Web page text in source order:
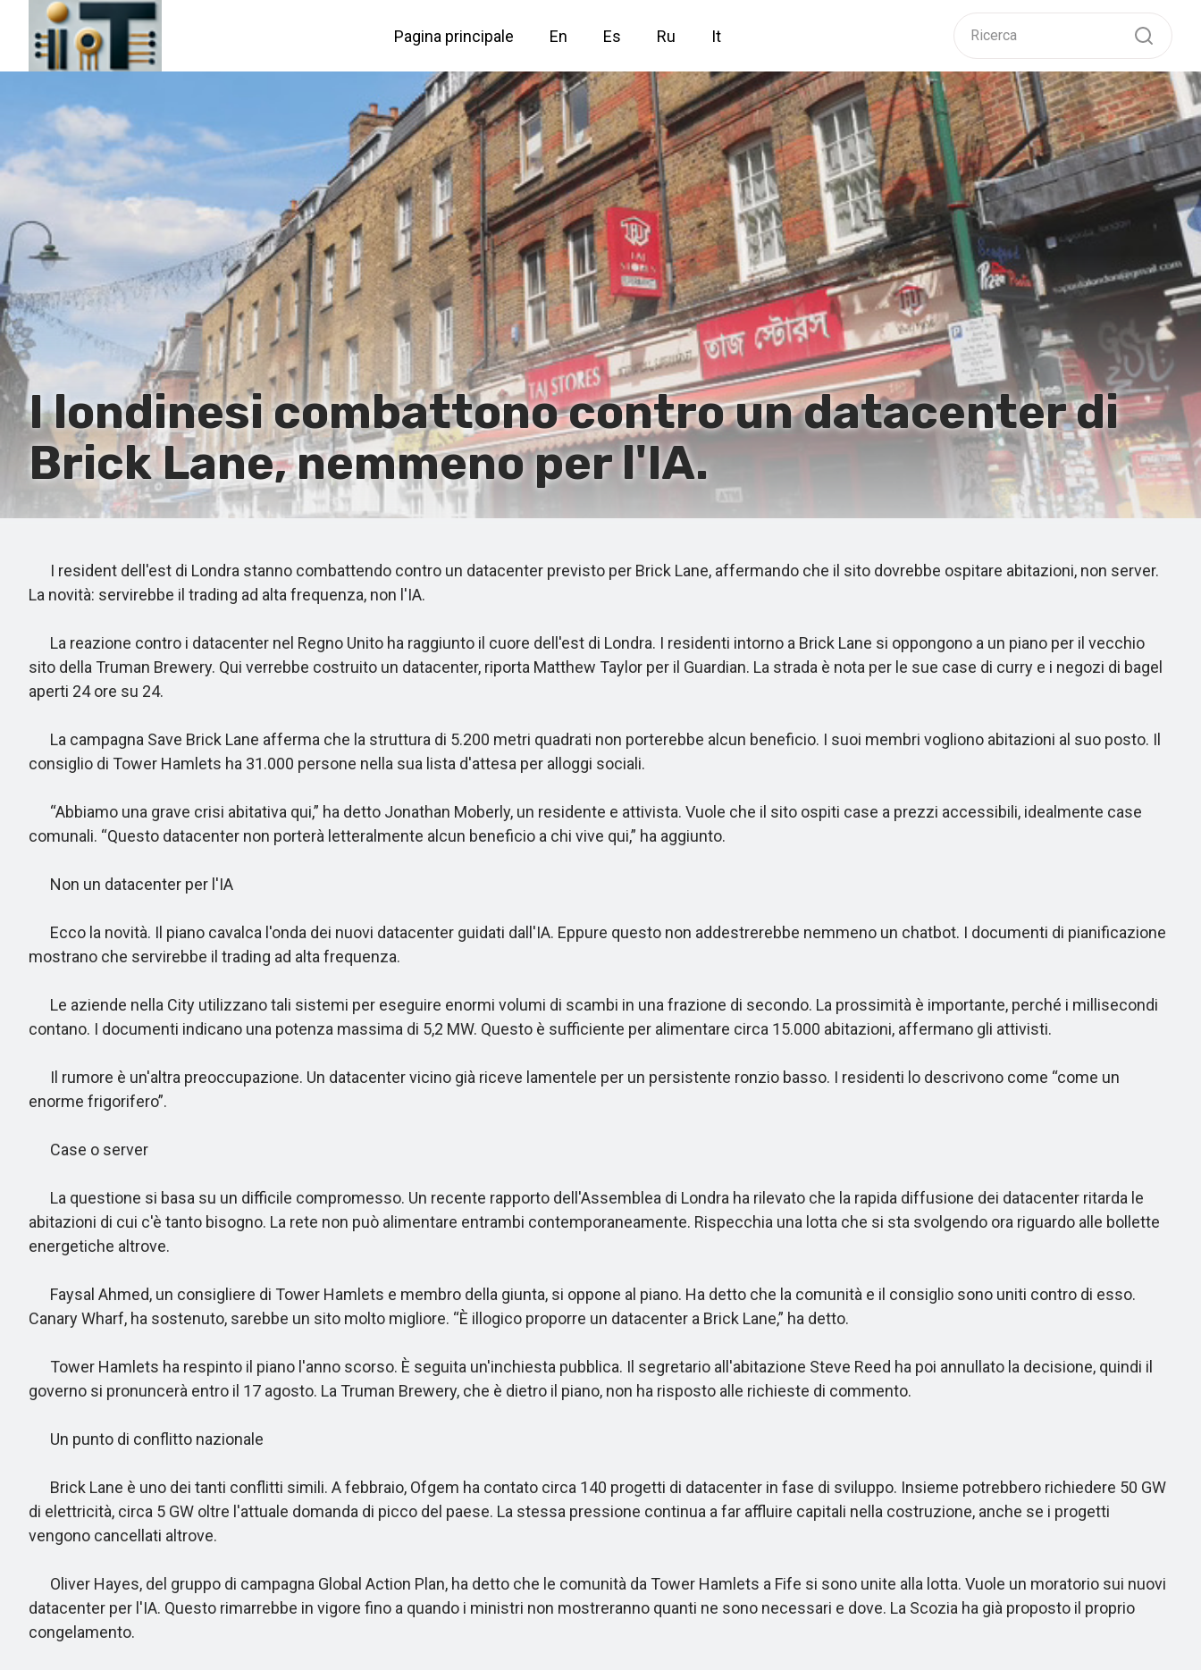
Pagina principale En Es Ru It
I londinesi combattono contro un datacenter di
Brick Lane, nemmeno per l'IA.
I resident dell'est di Londra stanno combattendo contro un datacenter previsto per Brick Lane, affermando che il sito dovrebbe ospitare abitazioni, non server.
La novità: servirebbe il trading ad alta frequenza, non l'IA.
La reazione contro i datacenter nel Regno Unito ha raggiunto il cuore dell'est di Londra. I residenti intorno a Brick Lane si oppongono a un piano per il vecchio
sito della Truman Brewery. Qui verrebbe costruito un datacenter, riporta Matthew Taylor per il Guardian. La strada è nota per le sue case di curry e i negozi di bagel
aperti 24 ore su 24.
La campagna Save Brick Lane afferma che la struttura di 5.200 metri quadrati non porterebbe alcun beneficio. I suoi membri vogliono abitazioni al suo posto. Il
consiglio di Tower Hamlets ha 31.000 persone nella sua lista d'attesa per alloggi sociali.
“Abbiamo una grave crisi abitativa qui,” ha detto Jonathan Moberly, un residente e attivista. Vuole che il sito ospiti case a prezzi accessibili, idealmente case
comunali. “Questo datacenter non porterà letteralmente alcun beneficio a chi vive qui,” ha aggiunto.
Non un datacenter per l'IA
Ecco la novità. Il piano cavalca l'onda dei nuovi datacenter guidati dall'IA. Eppure questo non addestrerebbe nemmeno un chatbot. I documenti di pianificazione
mostrano che servirebbe il trading ad alta frequenza.
Le aziende nella City utilizzano tali sistemi per eseguire enormi volumi di scambi in una frazione di secondo. La prossimità è importante, perché i millisecondi
contano. I documenti indicano una potenza massima di 5,2 MW. Questo è sufficiente per alimentare circa 15.000 abitazioni, affermano gli attivisti.
Il rumore è un'altra preoccupazione. Un datacenter vicino già riceve lamentele per un persistente ronzio basso. I residenti lo descrivono come “come un
enorme frigorifero”.
Case o server
La questione si basa su un difficile compromesso. Un recente rapporto dell'Assemblea di Londra ha rilevato che la rapida diffusione dei datacenter ritarda le
abitazioni di cui c'è tanto bisogno. La rete non può alimentare entrambi contemporaneamente. Rispecchia una lotta che si sta svolgendo ora riguardo alle bollette
energetiche altrove.
Faysal Ahmed, un consigliere di Tower Hamlets e membro della giunta, si oppone al piano. Ha detto che la comunità e il consiglio sono uniti contro di esso.
Canary Wharf, ha sostenuto, sarebbe un sito molto migliore. “È illogico proporre un datacenter a Brick Lane,” ha detto.
Tower Hamlets ha respinto il piano l'anno scorso. È seguita un'inchiesta pubblica. Il segretario all'abitazione Steve Reed ha poi annullato la decisione, quindi il
governo si pronuncerà entro il 17 agosto. La Truman Brewery, che è dietro il piano, non ha risposto alle richieste di commento.
Un punto di conflitto nazionale
Brick Lane è uno dei tanti conflitti simili. A febbraio, Ofgem ha contato circa 140 progetti di datacenter in fase di sviluppo. Insieme potrebbero richiedere 50 GW
di elettricità, circa 5 GW oltre l'attuale domanda di picco del paese. La stessa pressione continua a far affluire capitali nella costruzione, anche se i progetti
vengono cancellati altrove.
Oliver Hayes, del gruppo di campagna Global Action Plan, ha detto che le comunità da Tower Hamlets a Fife si sono unite alla lotta. Vuole un moratorio sui nuovi
datacenter per l'IA. Questo rimarrebbe in vigore fino a quando i ministri non mostreranno quanti ne sono necessari e dove. La Scozia ha già proposto il proprio
congelamento.